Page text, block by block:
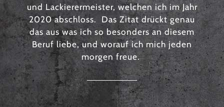
und Lackierermeister, welchen ich im Jahr
2020 abschloss. Das Zitat drückt genau
das aus was ich so besonders an diesem
Beruf liebe, und worauf ich mich jeden
morgen freue.